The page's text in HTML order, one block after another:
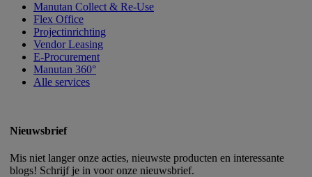
Manutan Collect & Re-Use
Flex Office
Projectinrichting
Vendor Leasing
E-Procurement
Manutan 360°
Alle services
Nieuwsbrief
Mis niet langer onze acties, nieuwste producten en interessante
blogs! Schrijf je in voor onze nieuwsbrief.